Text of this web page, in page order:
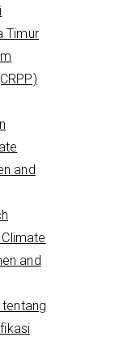
Timur
and
and